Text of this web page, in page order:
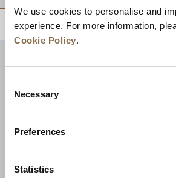
We use cookies to personalise and
experience. For more information,
Cookie Policy.
Selection
Necessary
Preferences
Statistics